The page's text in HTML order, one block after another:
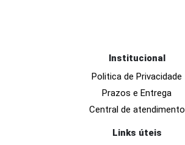
Institucional
Politica de Privacidade
Prazos e Entrega
Central de atendimento
Links úteis